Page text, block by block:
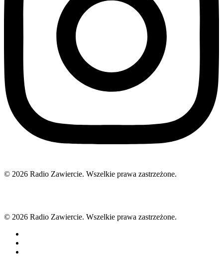
© 2026 Radio Zawiercie. Wszelkie prawa zastrzeżone.
© 2026 Radio Zawiercie. Wszelkie prawa zastrzeżone.